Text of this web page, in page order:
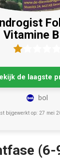
Vitamine
de laagste
bol
bijgewerkt op: 27 mei
(6-